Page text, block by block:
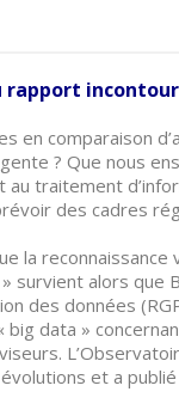
rapport
en comparaison
? Que nous
au traitement
des cadres
la
survient alors que
des données
data »
et a